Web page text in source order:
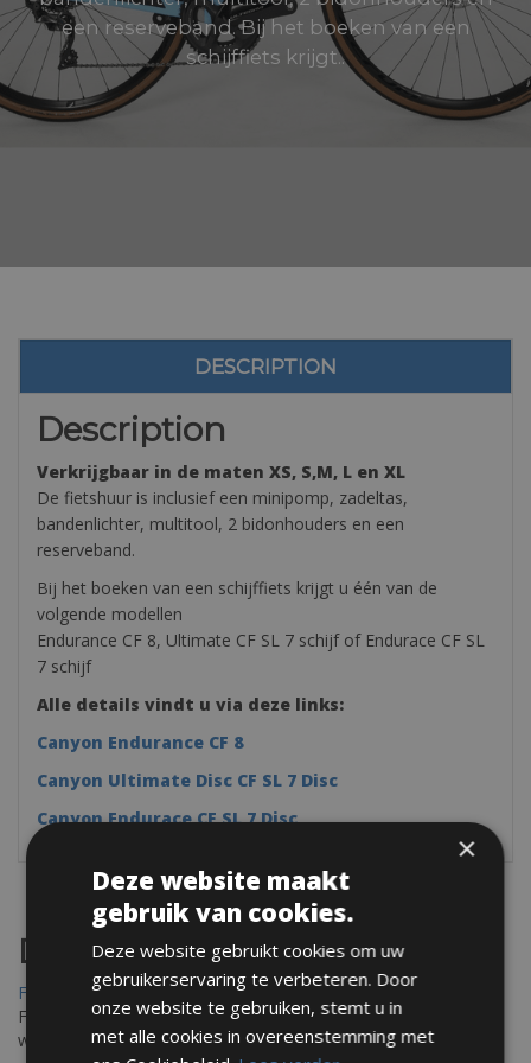
een reserveband. Bij het boeken van een
schijffiets krijgt..
DESCRIPTION
Description
Verkrijgbaar in de maten XS, S,M, L en XL
De fietshuur is inclusief een minipomp, zadeltas,
bandenlichter, multitool, 2 bidonhouders en een
reserveband.
Bij het boeken van een schijffiets krijgt u één van de
volgende modellen
Endurance CF 8, Ultimate CF SL 7 schijf of Endurace CF SL
7 schijf
Alle details vindt u via deze links:
Canyon Endurance CF 8
Canyon Ultimate Disc CF SL 7 Disc
Canyon Endurace CF SL 7 Disc
Destinations
Frejus Fietsverhuur
Fréjus en Saint-Raphaël liggen aan de Middellandse Zee en
worden omringd door het Massif de l'Esterel
×
Deze website maakt
gebruik van cookies.
Deze website gebruikt cookies om uw
gebruikerservaring te verbeteren. Door
onze website te gebruiken, stemt u in
met alle cookies in overeenstemming met